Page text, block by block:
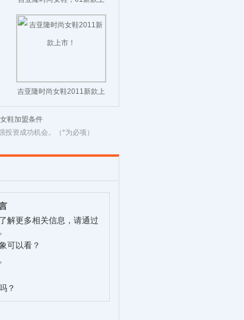
市
吉亚隆时尚女鞋2011新款上
市！
鞋加盟条件
资成功机会。（*为必项）
解更多相关信息，请通过
可以看？
？